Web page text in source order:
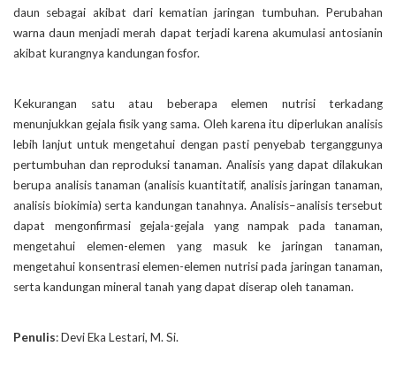
daun sebagai akibat dari kematian jaringan tumbuhan. Perubahan
warna daun menjadi merah dapat terjadi karena akumulasi antosianin
akibat kurangnya kandungan fosfor.
Kekurangan satu atau beberapa elemen nutrisi terkadang
menunjukkan gejala fisik yang sama. Oleh karena itu diperlukan analisis
lebih lanjut untuk mengetahui dengan pasti penyebab terganggunya
pertumbuhan dan reproduksi tanaman. Analisis yang dapat dilakukan
berupa analisis tanaman (analisis kuantitatif, analisis jaringan tanaman,
analisis biokimia) serta kandungan tanahnya. Analisis–analisis tersebut
dapat mengonfirmasi gejala-gejala yang nampak pada tanaman,
mengetahui elemen-elemen yang masuk ke jaringan tanaman,
mengetahui konsentrasi elemen-elemen nutrisi pada jaringan tanaman,
serta kandungan mineral tanah yang dapat diserap oleh tanaman.
Penulis: Devi Eka Lestari, M. Si.